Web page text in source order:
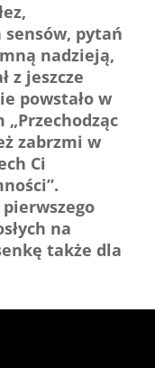
pytań
nadzieją,
z jeszcze
powstało w
zabrzmi w
Ci
na
także dla